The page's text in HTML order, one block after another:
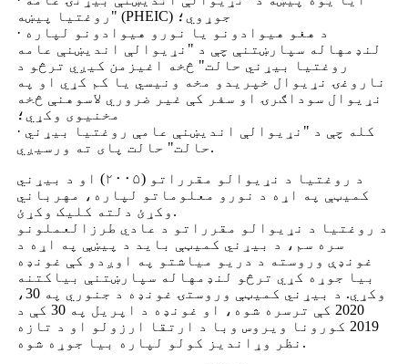
روغتیا پیښه" (PHEIC) جوړوي؛
· د هغو هیوادونو یا نورو هیوادونو لپاره
لنډمهاله سپارښتنې چې د "نړیوالې اندیښنې عامه
روغتیا بیړني حالت" څخه اغیزمن کیږي ترڅو د
ناروغۍ نړیوال خپریدو مخه ونیسي یا کم کړي او په
نړیوال سوداګرۍ او سفر کې غیر ضروري لاسوهنې څخه
مخنیوی وکړي؛
· کله چې د "نړیوالې اندیښنې عامې روغتیا بیړني
حالت" حالت پای ته ورسیږي.
د روغتیا د نړیوالو مقرراتو (۲۰۰۵) او د بیړني
کمیټې په اړه د نورو معلوماتو لپاره، مهرباني
وکړئ دلته کلیک وکړئ.
د روغتیا د نړیوالو مقرراتو د عادي طرزالعملونو
سره سم، د بیړني کمیټې باید د پیښې په اړه د
غونډې وروسته د دریو میاشتو په اوږدو کې غونډه
بیا جوړه کړي ترڅو لنډمهاله سپارښتنې بیاکتنه
وکړي. د بیړني کمیټې وروستۍ غونډه د جنوري په 30،
2020 کې ترسره شوه، او غونډه د اپریل په 30 کې د
2019 کورونا ویروس وبا د ارتقا ارزولو او د تازه
نظر وړاندیز کولو لپاره بیا جوړه شوه.